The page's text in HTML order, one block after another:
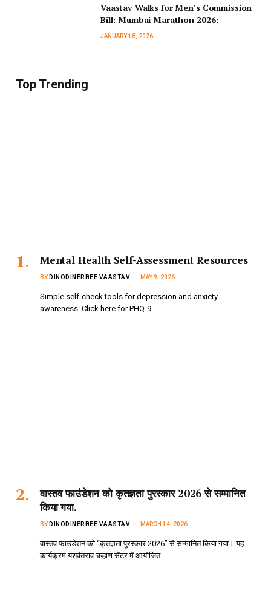
Vaastav Walks for Men’s Commission
Bill: Mumbai Marathon 2026:
JANUARY 18, 2026
Top Trending
Mental Health Self-Assessment Resources
BY DINODINERBEE VAASTAV MAY 9, 2026
Simple self-check tools for depression and anxiety
awareness: Click here for PHQ-9…
वास्तव फाउंडेशन को कृतज्ञता पुरस्कार 2026 से सम्मानित
किया गया.
BY DINODINERBEE VAASTAV MARCH 14, 2026
वास्तव फाउंडेशन को “कृतज्ञता पुरस्कार 2026” से सम्मानित किया गया। यह
कार्यक्रम यशवंतराव चव्हाण सेंटर में आयोजित…